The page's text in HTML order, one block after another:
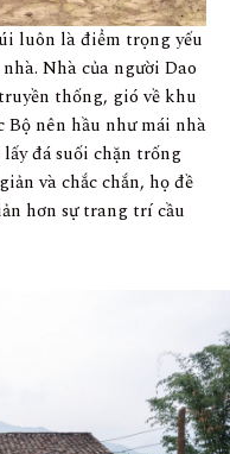
luôn là điểm trọng yếu
Nhà của người Dao
thống, gió về khu
nên hầu như mái nhà
đá suối chặn trống
và chắc chắn, họ đề
hơn sự trang trí cầu